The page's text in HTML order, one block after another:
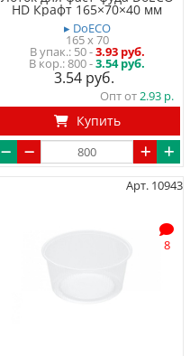
HD Крафт 165×70×40 мм
▸ DoECO
165 x 70
50-3.93 руб.
800 -3.54 руб.
3.54
Опт от2.93
Купить
Арт. 10943
8